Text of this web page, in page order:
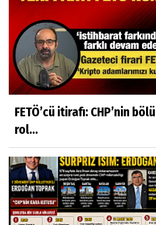
FETÖ’cü itirafı: CHP’nin
rol...